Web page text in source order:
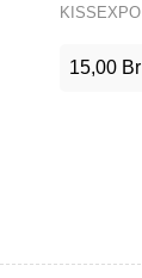
KISSEXPO
15,00 Br